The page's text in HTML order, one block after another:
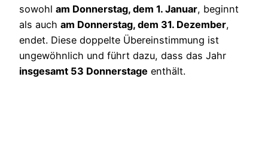
sowohl am Donnerstag, dem 1. Januar, beginnt
als auch am Donnerstag, dem 31. Dezember,
endet. Diese doppelte Übereinstimmung ist
ungewöhnlich und führt dazu, dass das Jahr
insgesamt 53 Donnerstage enthält.